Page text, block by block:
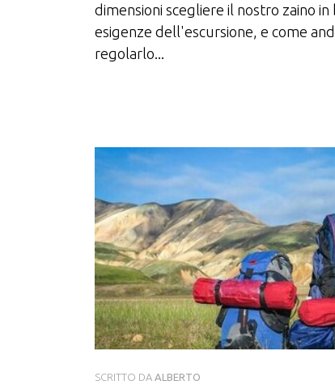
dimensioni scegliere il nostro zaino in
esigenze dell'escursione, e come
regolarlo...
SCRITTO DA ALBERTO